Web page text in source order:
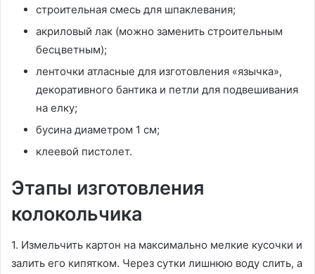
строительная смесь для шпаклевания;
акриловый лак (можно заменить строительным
бесцветным);
ленточки атласные для изготовления «язычка»,
декоративного бантика и петли для подвешивания
на елку;
бусина диаметром 1 см;
клеевой пистолет.
Этапы изготовления
колокольчика
1. Измельчить картон на максимально мелкие кусочки и
залить его кипятком. Через сутки лишнюю воду слить, а